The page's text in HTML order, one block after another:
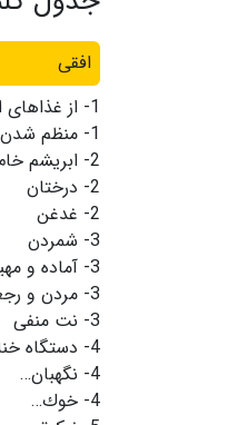
افقی
1- از غذاهای
1- منظم
2- ابریشم
2- درختان
2- غدغن
3- شمردن
3- آماده و
3- مردن و
3- نت منفی
4- دستگاه
4- نگهبان…
4- خوك…